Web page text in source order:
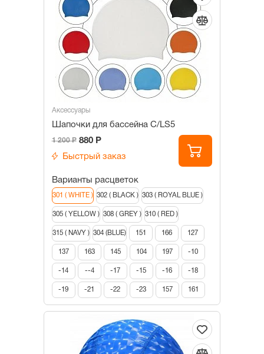
Аксессуары
Шапочки для бассейна С/LS5
1 200 Р 880 Р
Быстрый заказ
Варианты расцветок
301 ( WHITE ) 302 ( BLACK ) 303 ( ROYAL BLUE )
305 ( YELLOW ) 308 ( GREY ) 310 ( RED )
315 ( NAVY ) 304 (BLUE) 151 166 127
137 163 145 104 197 -10
-14 --4 -17 -15 -16 -18
-19 -21 -22 -23 157 161